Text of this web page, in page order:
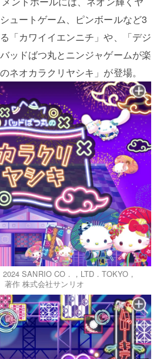
ュートゲーム、ピンボールなど3
「カワイイエンニチ」や、「デジ
ッドばつ丸とニンジャゲームが楽
ネオカラクリヤシキ」が登場。
SANRIO CO．，LTD．TOKYO，
作 株式会社サンリオ